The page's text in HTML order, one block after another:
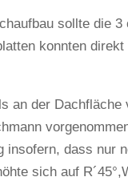
sollte die
konnten
an der Dach­fläche
inso­fern, dass nur
sich auf